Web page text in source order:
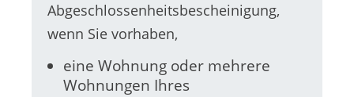
Abgeschlossenheitsbescheinigung,
wenn Sie vorhaben,
eine Wohnung oder mehrere
Wohnungen Ihres